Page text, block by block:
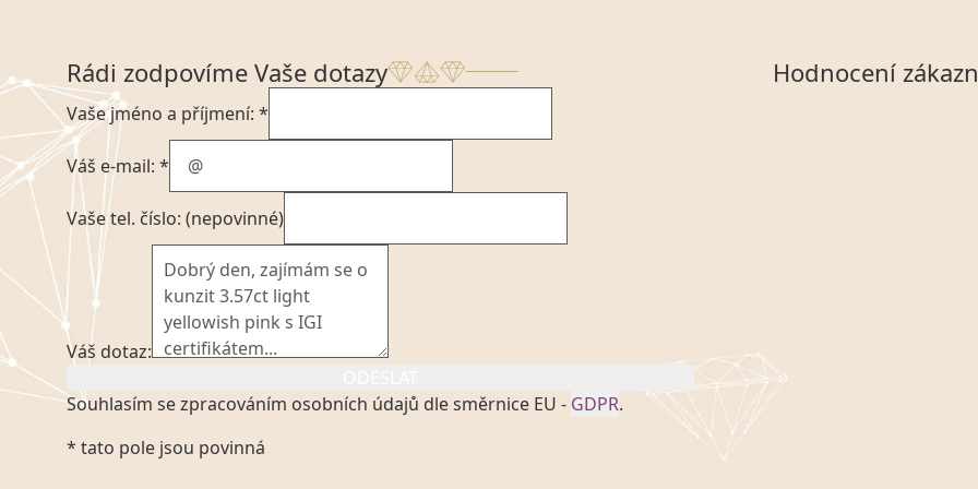
Rádi zodpovíme Vaše dotazy
Vaše jméno a příjmení: *
Váš e-mail: *
Vaše tel. číslo: (nepovinné)
Váš dotaz:
Souhlasím se zpracováním osobních údajů dle směrnice EU - GDPR.
Kliknutím na výše uvedený odkaz, v souladu se zákonem č. 101/2000 Sb. v
platném znění výslovně souhlasím se zpracováním a uchováním veškerých
* tato pole jsou povinná
Hodnocení